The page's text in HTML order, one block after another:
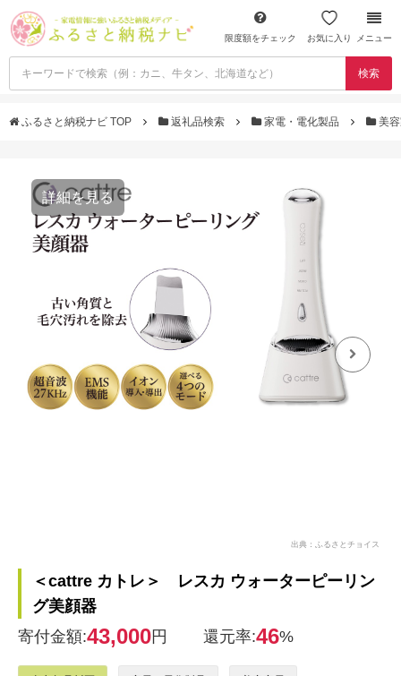
限度額をチェック お気に入り メニュー
検索
ふるさと納税ナビ TOP 返礼品検索 家電・電化製品 美
詳細を見る
出典：ふるさとチョイス
＜cattre カトレ＞ レスカ ウォーターピーリン
グ美顔器
寄付金額:43,000円 還元率:46%